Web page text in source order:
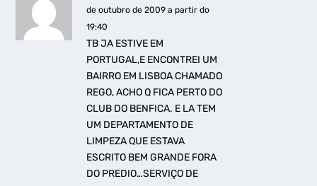
de outubro de 2009 a partir do
19:40
TB JA ESTIVE EM
PORTUGAL,E ENCONTREI UM
BAIRRO EM LISBOA CHAMADO
REGO, ACHO Q FICA PERTO DO
CLUB DO BENFICA. E LA TEM
UM DEPARTAMENTO DE
LIMPEZA QUE ESTAVA
ESCRITO BEM GRANDE FORA
DO PREDIO…SERVIÇO DE